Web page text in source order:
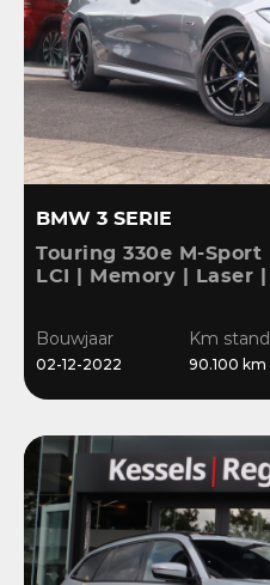
BMW 3 SERIE
Touring 330e M-Sport |
LCI | Memory | Laser |
Camera
Bouwjaar
02-12-2022
Km stand
90.100 km